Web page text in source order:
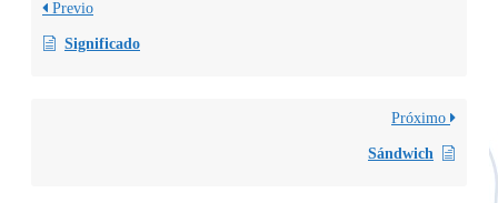
Previo
Significado
Próximo
Sándwich